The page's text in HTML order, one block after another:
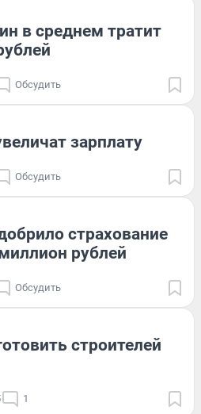
в среднем тратит
Обсудить
зарплату
Обсудить
страхование
рублей
Обсудить
строителей
1